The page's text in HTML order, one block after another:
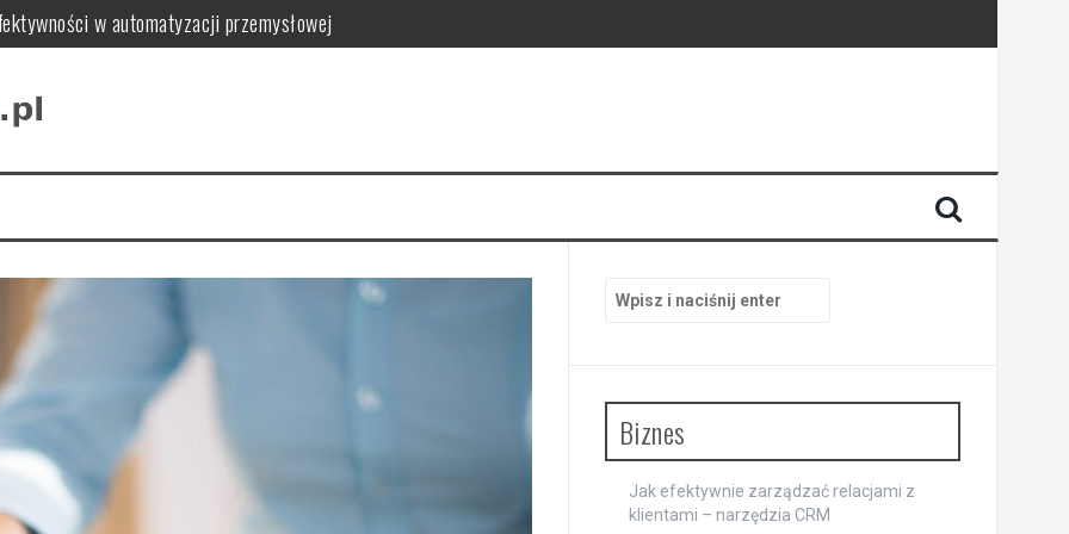
w automatyzacji przemysłowej
Twojego wnętrza
sklepu online
Biznes
Jak efektywnie zarządzać relacjami z
klientami – narzędzia CRM